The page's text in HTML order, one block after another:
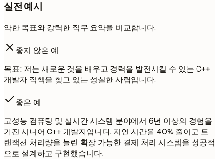
실전 예시
약한 목표와 강력한 직무 요약을 비교합니다.
좋지 않은 예
목표: 저는 새로운 것을 배우고 경력을 발전시킬 수 있는 C++
개발자 직책을 찾고 있는 성실한 사람입니다.
좋은 예
고성능 컴퓨팅 및 실시간 시스템 분야에서 6년 이상의 경험을
가진 시니어 C++ 개발자입니다. 지연 시간을 40% 줄이고 트
랜잭션 처리량을 늘린 확장 가능한 결제 처리 시스템을 성공적
으로 설계하고 구현했습니다.